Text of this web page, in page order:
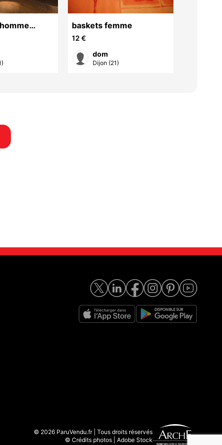
baskets femme
12 €
dom
Dijon (21)
© 2026 ParuVendu.fr | Tous droits réservés
© Crédits photos | Adobe Stock